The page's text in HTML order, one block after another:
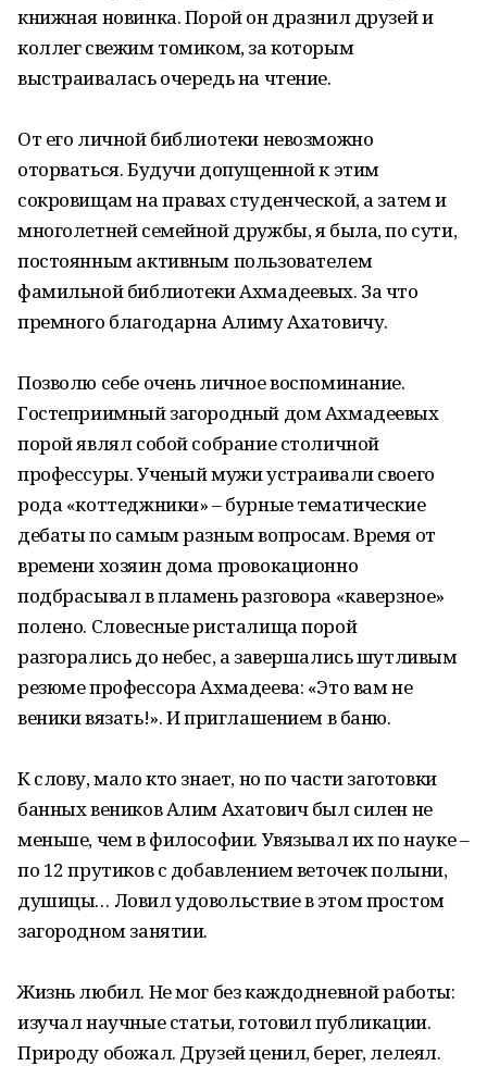
книжная новинка. Порой он дразнил друзей и
коллег свежим томиком, за которым
выстраивалась очередь на чтение.
От его личной библиотеки невозможно
оторваться. Будучи допущенной к этим
сокровищам на правах студенческой, а затем и
многолетней семейной дружбы, я была, по сути,
постоянным активным пользователем
фамильной библиотеки Ахмадеевых. За что
премного благодарна Алиму Ахатовичу.
Позволю себе очень личное воспоминание.
Гостеприимный загородный дом Ахмадеевых
порой являл собой собрание столичной
профессуры. Ученый мужи устраивали своего
рода «коттеджники» – бурные тематические
дебаты по самым разным вопросам. Время от
времени хозяин дома провокационно
подбрасывал в пламень разговора «каверзное»
полено. Словесные ристалища порой
разгорались до небес, а завершались шутливым
резюме профессора Ахмадеева: «Это вам не
веники вязать!». И приглашением в баню.
К слову, мало кто знает, но по части заготовки
банных веников Алим Ахатович был силен не
меньше, чем в философии. Увязывал их по науке –
по 12 прутиков с добавлением веточек полыни,
душицы… Ловил удовольствие в этом простом
загородном занятии.
Жизнь любил. Не мог без каждодневной работы:
изучал научные статьи, готовил публикации.
Природу обожал. Друзей ценил, берег, лелеял.